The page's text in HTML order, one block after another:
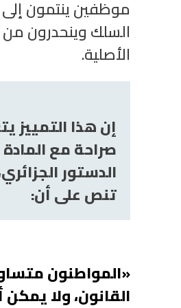
موظفين ينتمون
السلك وينحدرون
الأصلية.
إن هذا التمييز
صراحة مع
الدستور
تنص على أن:
«المواطنون
القانون، ولا يمكن